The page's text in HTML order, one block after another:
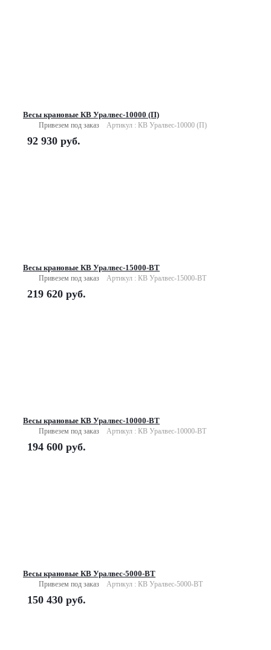
Весы крановые КВ Уралвес-10000 (П)
Привезем под заказ Артикул : КВ Уралвес-10000 (П)
92 930 руб.
Весы крановые КВ Уралвес-15000-ВТ
Привезем под заказ Артикул : КВ Уралвес-15000-ВТ
219 620 руб.
Весы крановые КВ Уралвес-10000-ВТ
Привезем под заказ Артикул : КВ Уралвес-10000-ВТ
194 600 руб.
Весы крановые КВ Уралвес-5000-ВТ
Привезем под заказ Артикул : КВ Уралвес-5000-ВТ
150 430 руб.